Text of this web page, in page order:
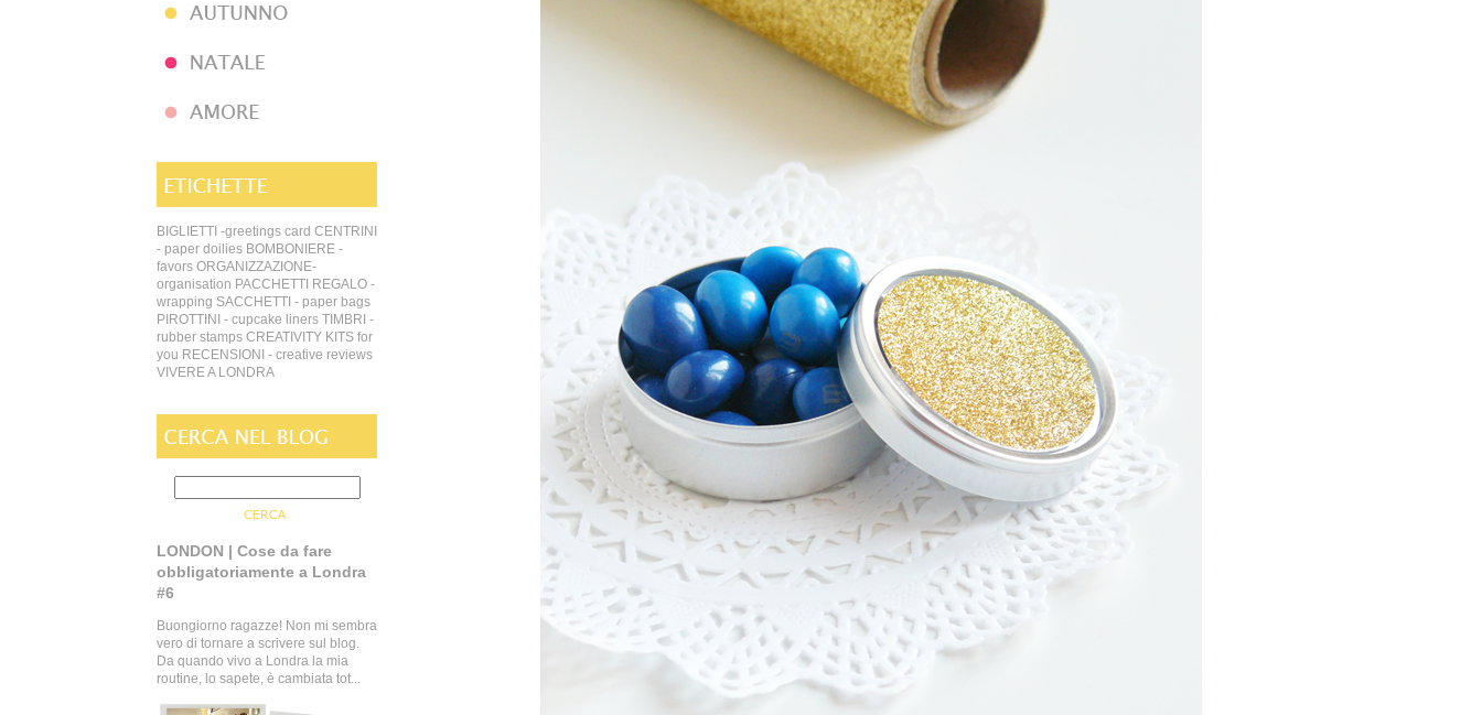
BIGLIETTI -greetings card CENTRINI
- paper doilies BOMBONIERE -
favors ORGANIZZAZIONE-
organisation PACCHETTI REGALO -
wrapping SACCHETTI - paper bags
PIROTTINI - cupcake liners TIMBRI -
rubber stamps CREATIVITY KITS for
you RECENSIONI - creative reviews
VIVERE A LONDRA
LONDON | Cose da fare
obbligatoriamente a Londra
#6
Buongiorno ragazze! Non mi sembra
vero di tornare a scrivere sul blog.
Da quando vivo a Londra la mia
routine, lo sapete, è cambiata tot...